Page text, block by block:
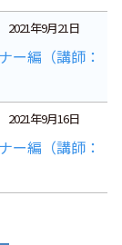
2021年9月21日
編（講師：
2021年9月16日
編（講師：